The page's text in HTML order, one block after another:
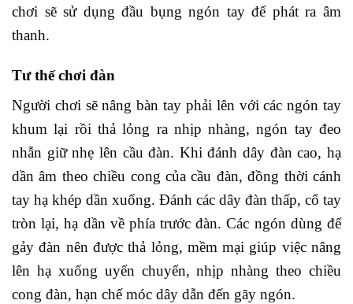
chơi sẽ sử dụng đầu bụng ngón tay để phát ra âm
thanh.
Tư thế chơi đàn
Người chơi sẽ nâng bàn tay phải lên với các ngón tay
khum lại rồi thả lỏng ra nhịp nhàng, ngón tay đeo
nhẫn giữ nhẹ lên cầu đàn. Khi đánh dây đàn cao, hạ
dần âm theo chiều cong của cầu đàn, đồng thời cánh
tay hạ khép dần xuống. Đánh các dây đàn thấp, cổ tay
tròn lại, hạ dần về phía trước đàn. Các ngón dùng để
gảy đàn nên được thả lỏng, mềm mại giúp việc nâng
lên hạ xuống uyển chuyển, nhịp nhàng theo chiều
cong đàn, hạn chế móc dây dẫn đến gãy ngón.